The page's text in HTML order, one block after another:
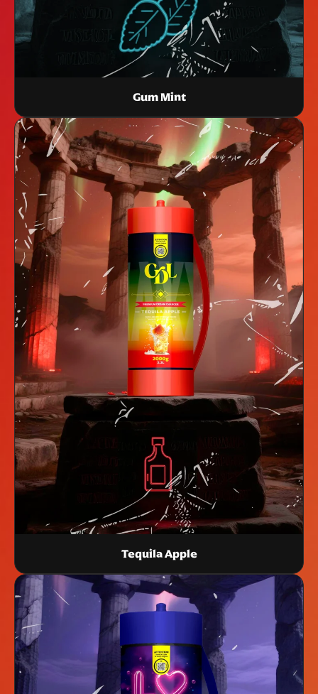
Gum Mint
Tequila Apple